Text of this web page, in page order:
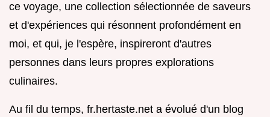
ce voyage, une collection sélectionnée de saveurs
et d'expériences qui résonnent profondément en
moi, et qui, je l'espère, inspireront d'autres
personnes dans leurs propres explorations
culinaires.
Au fil du temps, fr.hertaste.net a évolué d'un blog